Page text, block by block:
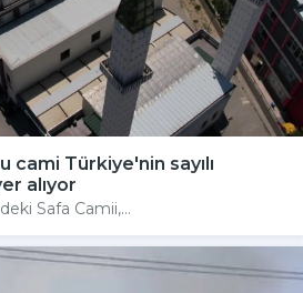
cami Türkiye'nin sayılı
alıyor
Safa Camii,...